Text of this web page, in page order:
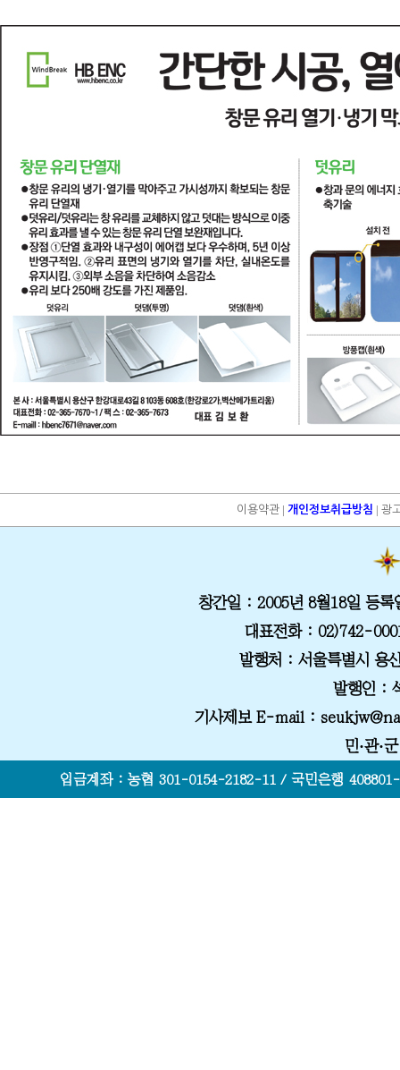
이용약관 |개인정보취급방침 |광
창간일 : 2005년 8월18일 등록
대표전화: 02)742-
발행처 : 서울특별시 용
발행인 :
기사제보 E-mail :
민·관·
입금계좌 : 농협 301-0154-2182-11 / 국민은행